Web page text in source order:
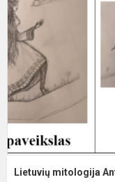
Lietuvių mitologija